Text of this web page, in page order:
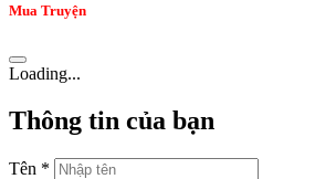
Mua Truyện
Loading...
Thông tin của bạn
Tên *